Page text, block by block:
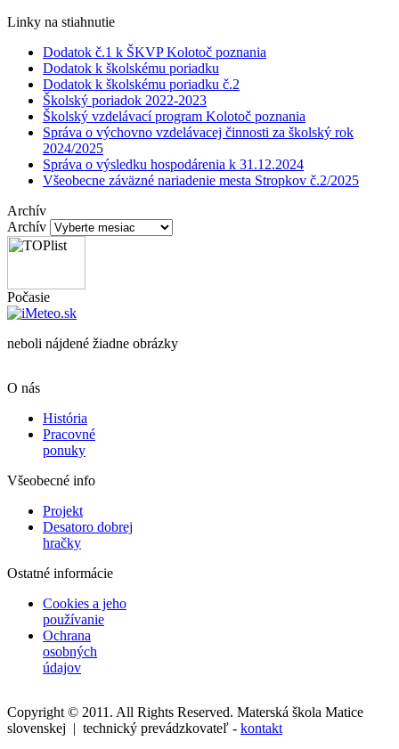
Linky na stiahnutie
Dodatok č.1 k ŠKVP Kolotoč poznania
Dodatok k školskému poriadku
Dodatok k školskému poriadku č.2
Školský poriadok 2022-2023
Školský vzdelávací program Kolotoč poznania
Správa o výchovno vzdelávacej činnosti za školský rok
2024/2025
Správa o výsledku hospodárenia k 31.12.2024
Všeobecne záväzné nariadenie mesta Stropkov č.2/2025
Archív
Archív
Počasie
neboli nájdené žiadne obrázky
O nás
História
Pracovné
ponuky
Všeobecné info
Projekt
Desatoro dobrej
hračky
Ostatné informácie
Cookies a jeho
používanie
Ochrana
osobných
údajov
Copyright © 2011. All Rights Reserved. Materská škola Matice
slovenskej | technický prevádzkovateľ - kontakt